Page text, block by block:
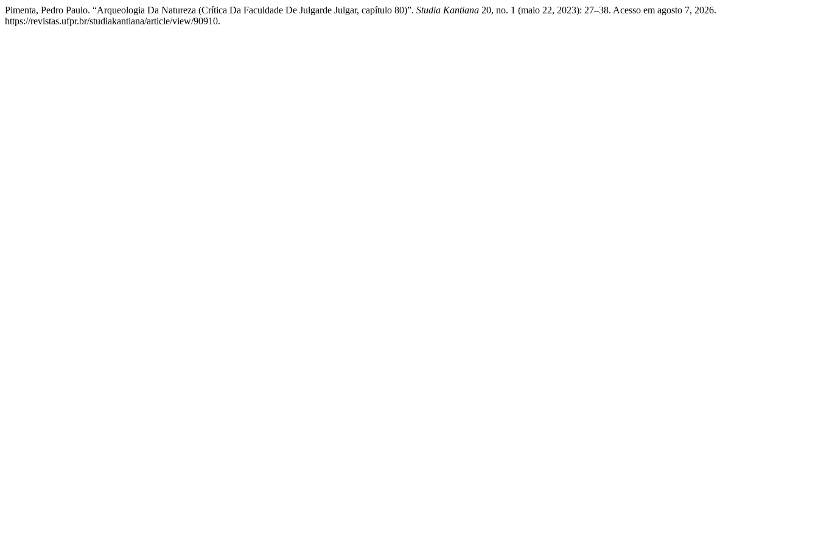
Pimenta, Pedro Paulo. “Arqueologia Da Natureza (Crítica Da Faculdade De Julgarde Julgar, capítulo 80)”. Studia Kantiana 20, no. 1 (maio 22, 2023): 27–38. Acesso em agosto 7, 2026.
https://revistas.ufpr.br/studiakantiana/article/view/90910.